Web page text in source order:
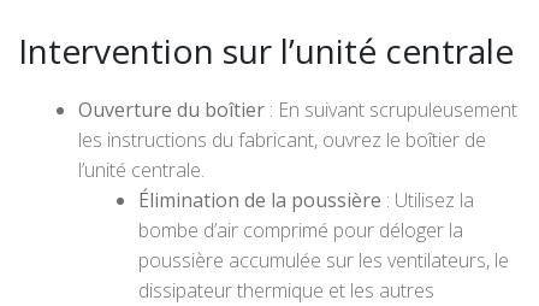
Intervention sur l’unité centrale
Ouverture du boîtier : En suivant scrupuleusement
les instructions du fabricant, ouvrez le boîtier de
l’unité centrale.
Élimination de la poussière : Utilisez la
bombe d’air comprimé pour déloger la
poussière accumulée sur les ventilateurs, le
dissipateur thermique et les autres